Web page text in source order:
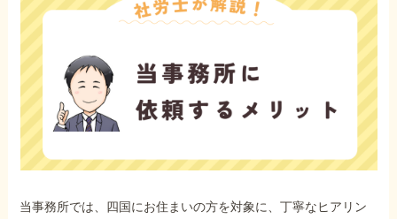
当事務所では、四国にお住まいの方を対象に、丁寧なヒアリン